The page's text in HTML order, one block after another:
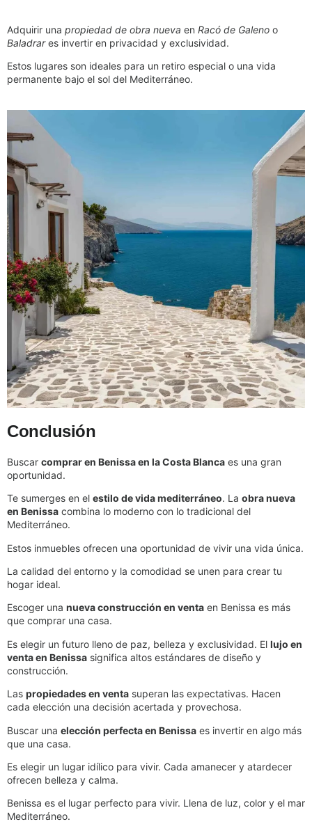
Adquirir una propiedad de obra nueva en Racó de Galeno o
Baladrares invertir en privacidad y exclusividad.
Estos lugares son ideales para un retiro especial o una vida
permanente bajo el sol del Mediterráneo.
Conclusión
Buscar comprar en Benissa en la Costa Blanca es una gran
oportunidad.
Te sumerges en el estilo de vida mediterráneo. La obra nueva
en Benissa combina lo moderno con lo tradicional del
Mediterráneo.
Estos inmuebles ofrecen una oportunidad de vivir una vida única.
La calidad del entorno y la comodidad se unen para crear tu
hogar ideal.
Escoger una nueva construcción en venta en Benissa es más
que comprar una casa.
Es elegir un futuro lleno de paz, belleza y exclusividad. El lujo en
venta en Benissa significa altos estándares de diseño y
construcción.
Las propiedades en venta superan las expectativas. Hacen
cada elección una decisión acertada y provechosa.
Buscar una elección perfecta en Benissa es invertir en algo más
que una casa.
Es elegir un lugar idílico para vivir. Cada amanecer y atardecer
ofrecen belleza y calma.
Benissa es el lugar perfecto para vivir. Llena de luz, color y el mar
Mediterráneo.